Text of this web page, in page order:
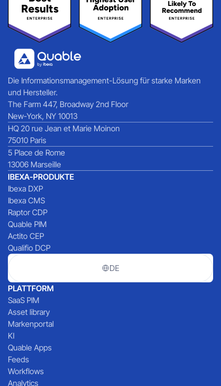
Die Informationsmanagement-Lösung für starke Marken
und Hersteller.
The Farm 447, Broadway 2nd Floor
New-York, NY 10013
HQ 20 rue Jean et Marie Moinon
75010 Paris
5 Place de Rome
13006 Marseille
IBEXA-PRODUKTE
Ibexa DXP
Ibexa CMS
Raptor CDP
Quable PIM
Actito CEP
Qualifio DCP
DE
PLATTFORM
SaaS PIM
Asset library
Markenportal
KI
Quable Apps
Feeds
Workflows
Analytics